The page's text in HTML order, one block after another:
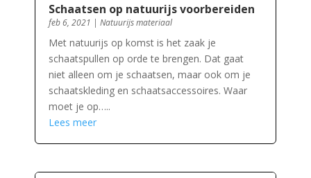
Schaatsen op natuurijs voorbereiden
feb 6, 2021 | Natuurijs materiaal
Met natuurijs op komst is het zaak je
schaatspullen op orde te brengen. Dat gaat
niet alleen om je schaatsen, maar ook om je
schaatskleding en schaatsaccessoires. Waar
moet je op…..
Lees meer